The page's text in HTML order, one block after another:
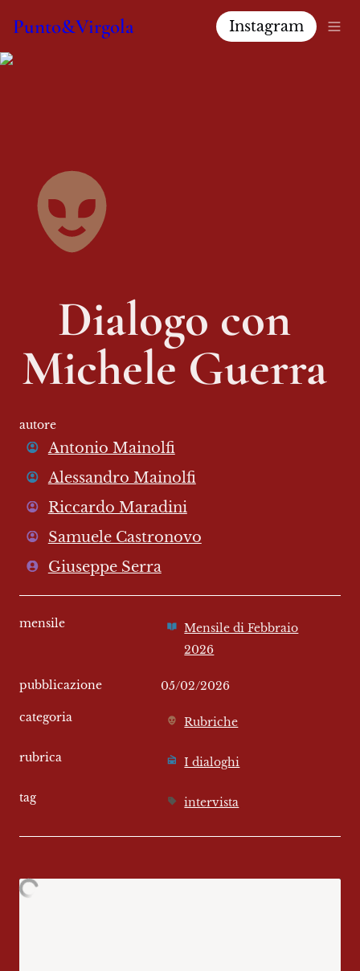
Punto&Virgola Instagram
Dialogo con
Michele Guerra
autore
Antonio Mainolfi
Alessandro Mainolfi
Riccardo Maradini
Samuele Castronovo
Giuseppe Serra
mensile
Mensile di Febbraio
2026
pubblicazione 05/02/2026
categoria Rubriche
rubrica I dialoghi
tag intervista